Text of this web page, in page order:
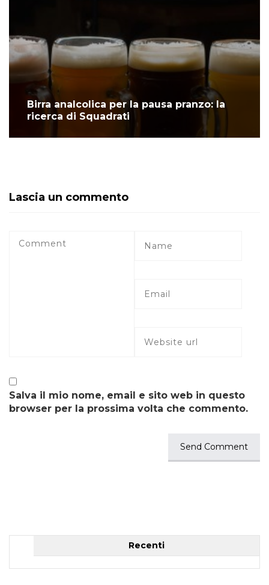
Birra analcolica per la pausa pranzo: la
ricerca di Squadrati
Lascia un commento
Salva il mio nome, email e sito web in questo
browser per la prossima volta che commento.
Recenti